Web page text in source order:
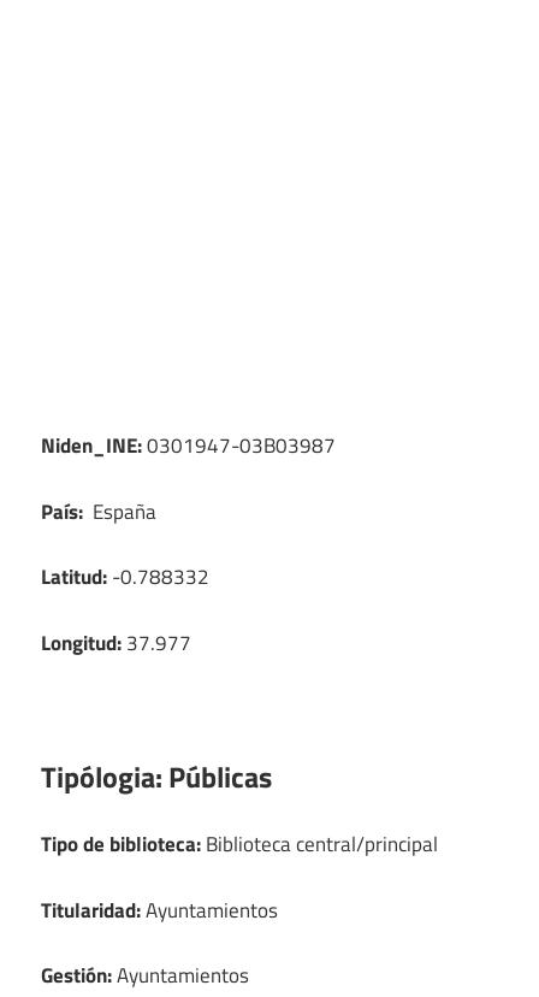
Niden_INE:0301947-03B03987
País: España
Latitud:-0.788332
Longitud:37.977
Tipólogia:Públicas
Tipo de biblioteca:Biblioteca central/principal
Titularidad:Ayuntamientos
Gestión:Ayuntamientos